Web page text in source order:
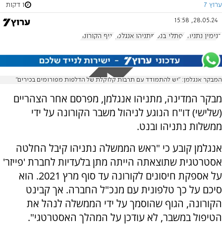
ערוץ 7 1 דקות
28.05.24, 15:58
בנימין נתניהו נפתלי בנט מתניהו אנגלמן נגיף הקורונה
המבקר אנגלמן: "יש להתמודד עם תרבות קלוקלת של הדלפות מפורומים בכירים"
מבקר המדינה, מתניהו אנגלמן, מפרסם אחר הצהריים
(שלישי) דו"ח הנוגע לניהול משבר הקורונה על ידי
ממשלות נתניהו ובנט.
אנגלמן קובע כי "ראש הממשלה נתניהו קיבל החלטה
אסטרטגית שתוצאתה הייתה מתן בלעדיות לחברת 'פייזר'
על אספקת חיסונים לקורונה עד סוף מרץ 2021. הוא
סיכם על כך טלפונית עם מנכ"ל החברה. אך קבינט
הקורונה, הגוף שהוסמך על ידי הממשלה לנהל את
הטיפול במשבר, לא עודכן על המהלך האסטרטגי".